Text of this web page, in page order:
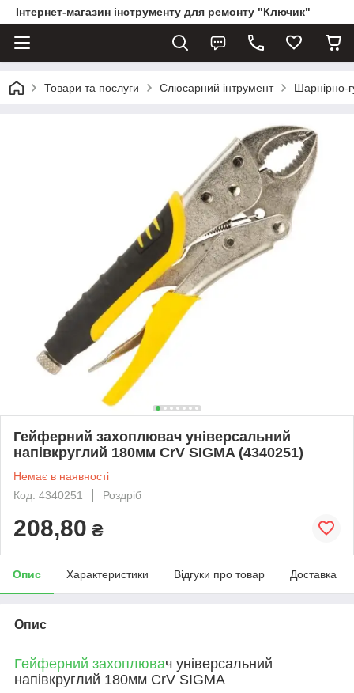
Інтернет-магазин інструменту для ремонту "Ключик"
Товари та послуги Слюсарний інтрумент Шарнірно-
Гейферний захоплювач універсальний
напівкруглий 180мм CrV SIGMA (4340251)
Немає в наявності
Код: 4340251
Роздріб
208,80 ₴
Опис Характеристики Відгуки про товар Доставка
Опис
Гейферний захоплювач універсальний
напівкруглий 180мм CrV SIGMA